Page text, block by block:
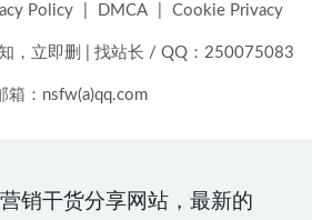
Policy DMCA Cookie Privacy
，立即删 找站长 / QQ：250075083
箱：nsfw(a)qq.com
销干货分享网站，最新的